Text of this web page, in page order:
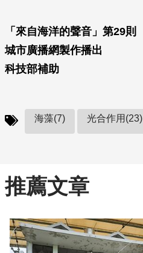
「來自海洋的聲音」第29則
城市廣播網製作播出
科技部補助
海藻(7) 光合作用(23)
推薦文章